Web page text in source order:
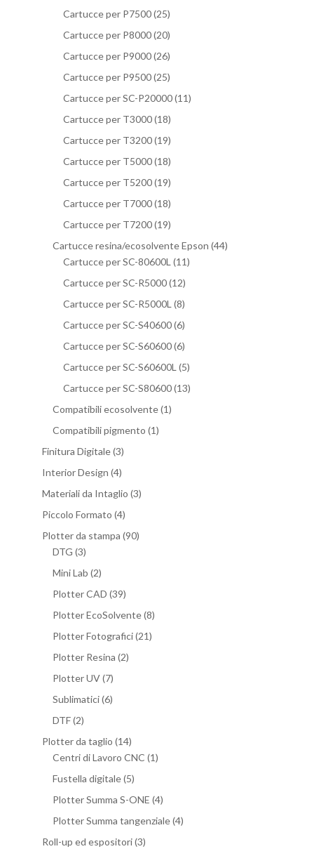
Cartucce per P7500(25)
Cartucce per P8000(20)
Cartucce per P9000(26)
Cartucce per P9500(25)
Cartucce per SC-P20000(11)
Cartucce per T3000(18)
Cartucce per T3200(19)
Cartucce per T5000(18)
Cartucce per T5200(19)
Cartucce per T7000(18)
Cartucce per T7200(19)
Cartucce resina/ecosolvente Epson (44)
Cartucce per SC-80600L (11)
Cartucce per SC-R5000(12)
Cartucce per SC-R5000L (8)
Cartucce per SC-S40600(6)
Cartucce per SC-S60600(6)
Cartucce per SC-S60600L (5)
Cartucce per SC-S80600(13)
Compatibili ecosolvente(1)
Compatibili pigmento (1)
Finitura Digitale(3)
Interior Design (4)
Materiali da Intaglio (3)
Piccolo Formato (4)
Plotter da stampa (90)
DTG (3)
Mini Lab (2)
Plotter CAD (39)
Plotter EcoSolvente(8)
Plotter Fotografici(21)
Plotter Resina (2)
Plotter UV(7)
Sublimatici(6)
DTF(2)
Plotter da taglio (14)
Centri di Lavoro CNC (1)
Fustella digitale(5)
Plotter Summa S-ONE (4)
Plotter Summa tangenziale(4)
Roll-up ed espositori(3)